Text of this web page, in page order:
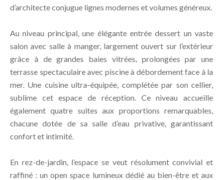
d’architecte conjugue lignes modernes et volumes généreux.
Au niveau principal, une élégante entrée dessert un vaste
salon avec salle à manger, largement ouvert sur l’extérieur
grâce à de grandes baies vitrées, prolongées par une
terrasse spectaculaire avec piscine à débordement face à la
mer. Une cuisine ultra-équipée, complétée par son cellier,
sublime cet espace de réception. Ce niveau accueille
également quatre suites aux proportions remarquables,
chacune dotée de sa salle d’eau privative, garantissant
confort et intimité.
En rez-de-jardin, l’espace se veut résolument convivial et
raffiné : un open space lumineux dédié au bien-être et aux